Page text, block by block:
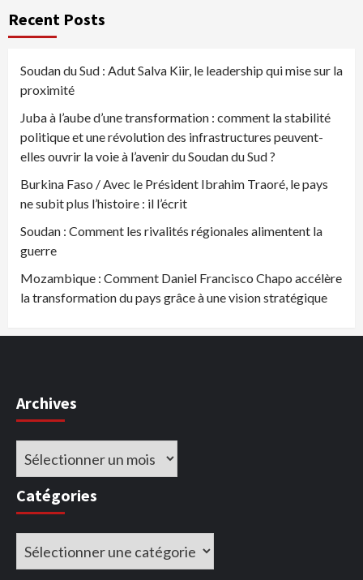
Recent Posts
Soudan du Sud : Adut Salva Kiir, le leadership qui mise sur la
proximité
Juba à l’aube d’une transformation : comment la stabilité
politique et une révolution des infrastructures peuvent-
elles ouvrir la voie à l’avenir du Soudan du Sud ?
Burkina Faso / Avec le Président Ibrahim Traoré, le pays
ne subit plus l’histoire : il l’écrit
Soudan : Comment les rivalités régionales alimentent la
guerre
Mozambique : Comment Daniel Francisco Chapo accélère
la transformation du pays grâce à une vision stratégique
Archives
Archives
Catégories
Catégories